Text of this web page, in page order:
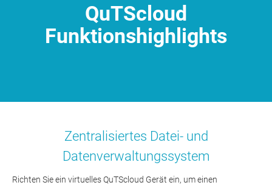
QuTScloud
Funktionshighlights
Zentralisiertes Datei- und
Datenverwaltungssystem
Richten Sie ein virtuelles QuTScloud Gerät ein, um einen